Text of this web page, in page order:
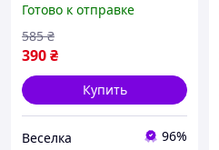
охлаждающий прибор
для работы и отдыха
FLAME
Готово к отправке
390₴
585 ₴
Купить
Веселка 96%